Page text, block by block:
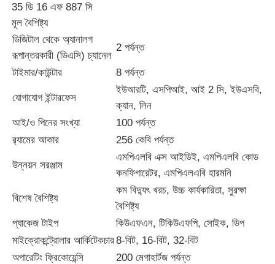
ভিডিও
আমাদের সম্পর্কে
কারখানা পরিদর্শন
গুণমান নিয়ন্ত্রণ
আমাদের সাথে যোগাযোগ
মামলা
35 ডি 16 এফ 887 সি
মূল বৈশিষ্ট্য
ডিজিটাল থেকে অ্যানালগ
রূপান্তরকারী (ডিএসি) চ্যানেল
2 পর্যন্ত
টাইমার/কাউন্টার 8 পর্যন্ত
যোগাযোগ ইন্টারফেস
ইউআরটি, এসপিআই, আই 2 সি, ইউএসবি,
ক্যান, লিন
আই/ও পিনের সংখ্যা
100 পর্যন্ত
র‌্যামের আকার
256 কেবি পর্যন্ত
উন্নয়ন সরঞ্জাম
এমপিএলবি এক্স আইডিই, এমপিএলবি কোড
কনফিগারেটর, এমপিএলএবি হারমনি
বিশেষ বৈশিষ্ট্য
কম বিদ্যুৎ খরচ, উচ্চ কার্যকারিতা, সুরক্ষা
বৈশিষ্ট্য
প্যাকেজ টাইপ
কিউএফএন, টিকিউএফপি, সোইক, ডিপ
মাইক্রোকন্ট্রোলার আর্কিটেকচার8-বিট, 16-বিট, 32-বিট
অপারেটিং ফ্রিকোয়েন্সি
200 মেগাহার্টজ পর্যন্ত